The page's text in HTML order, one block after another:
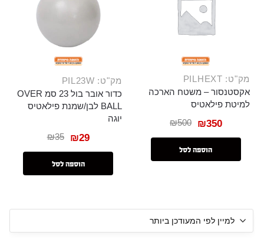
מק"ט: PILHEXT
אקסטנסור – משטח הארכה
למיטת פילאטיס
₪500 ₪350
הוספה לסל
מק"ט: PIL23W
כדור אובר בול 23 סמ OVER
BALL לבן/שמנת פילאטיס
יוגה
₪35 ₪29
הוספה לסל